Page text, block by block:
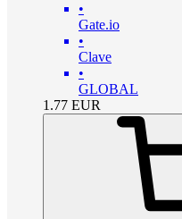
•
Gate.io
•
Clave
•
GLOBAL
1.77 EUR